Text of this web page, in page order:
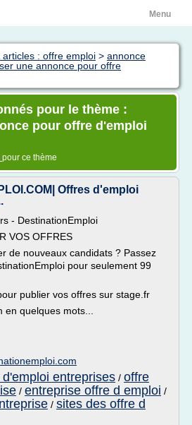
Menu
articles : offre emploi > annonce
une annonce pour offre
pour le thème :
pour offre d'emploi
pour ce thème
Offres d'emploi
- DestinationEmploi
VOS OFFRES
de nouveaux candidats ? Passez
pour seulement 99
publier vos offres sur stage.fr
quelques mots...
entreprises / offre
/ entreprise offre d emploi /
/ sites des offre d